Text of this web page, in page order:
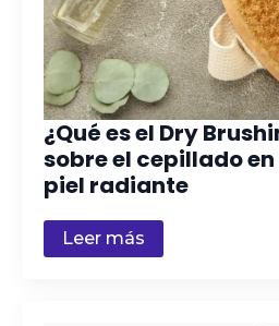
¿Qué es el Dry
sobre el cepillado
piel radiante
Leer más